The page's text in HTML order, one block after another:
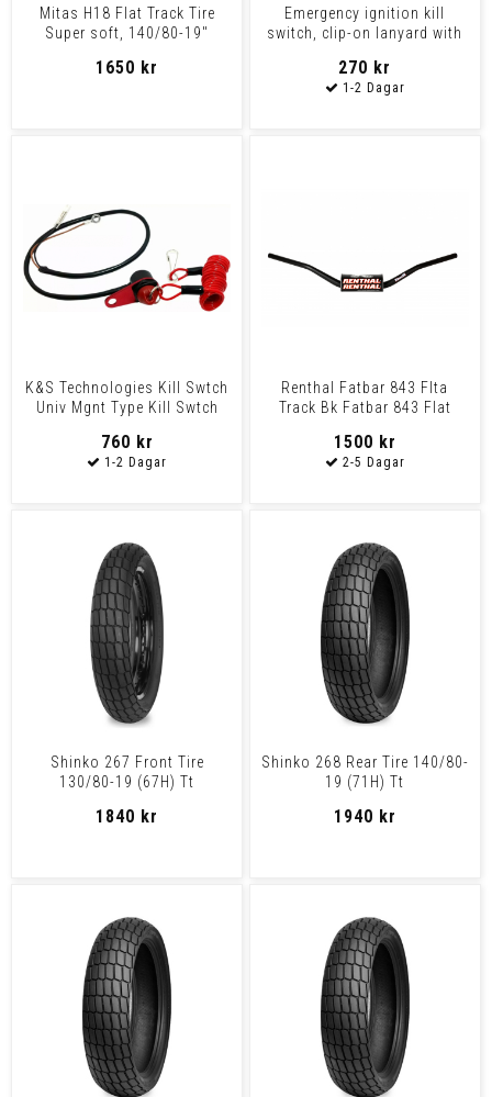
Mitas H18 Flat Track Tire
Super soft, 140/80-19"
1650 kr
Emergency ignition kill
switch, clip-on lanyard with
270 kr
K&S Technologies Kill Swtch
Univ Mgnt Type Kill Swtch
760 kr
Renthal Fatbar 843 Flta
Track Bk Fatbar 843 Flat
1500 kr
Shinko 267 Front Tire
130/80-19 (67H) Tt
1840 kr
Shinko 268 Rear Tire 140/80-
19 (71H) Tt
1940 kr